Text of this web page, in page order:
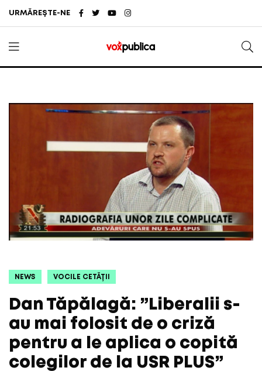
URMĂREȘTE-NE
NEWS VOCILE CETĂȚII
Dan Tăpălagă: ”Liberalii s-
au mai folosit de o criză
pentru a le aplica o copită
colegilor de la USR PLUS”